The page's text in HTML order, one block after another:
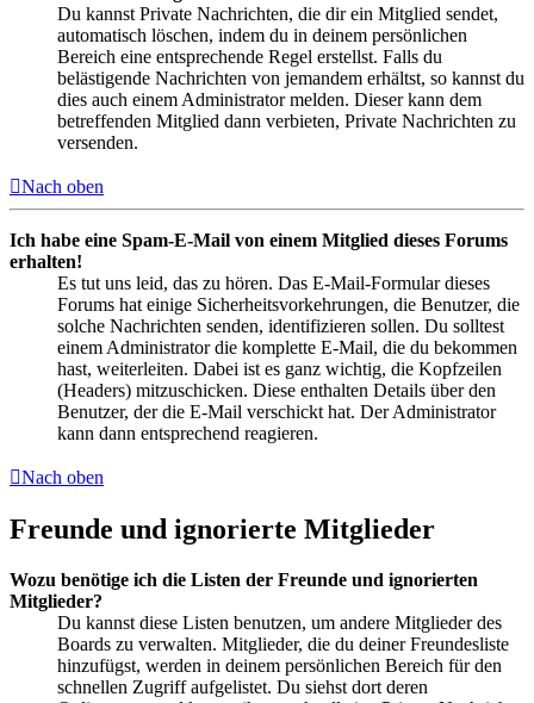
Du kannst Private Nachrichten, die dir ein Mitglied sendet,
automatisch löschen, indem du in deinem persönlichen
Bereich eine entsprechende Regel erstellst. Falls du
belästigende Nachrichten von jemandem erhältst, so kannst du
dies auch einem Administrator melden. Dieser kann dem
betreffenden Mitglied dann verbieten, Private Nachrichten zu
versenden.
Nach oben
Ich habe eine Spam-E-Mail von einem Mitglied dieses Forums
erhalten!
Es tut uns leid, das zu hören. Das E-Mail-Formular dieses
Forums hat einige Sicherheitsvorkehrungen, die Benutzer, die
solche Nachrichten senden, identifizieren sollen. Du solltest
einem Administrator die komplette E-Mail, die du bekommen
hast, weiterleiten. Dabei ist es ganz wichtig, die Kopfzeilen
(Headers) mitzuschicken. Diese enthalten Details über den
Benutzer, der die E-Mail verschickt hat. Der Administrator
kann dann entsprechend reagieren.
Nach oben
Freunde und ignorierte Mitglieder
Wozu benötige ich die Listen der Freunde und ignorierten
Mitglieder?
Du kannst diese Listen benutzen, um andere Mitglieder des
Boards zu verwalten. Mitglieder, die du deiner Freundesliste
hinzufügst, werden in deinem persönlichen Bereich für den
schnellen Zugriff aufgelistet. Du siehst dort deren